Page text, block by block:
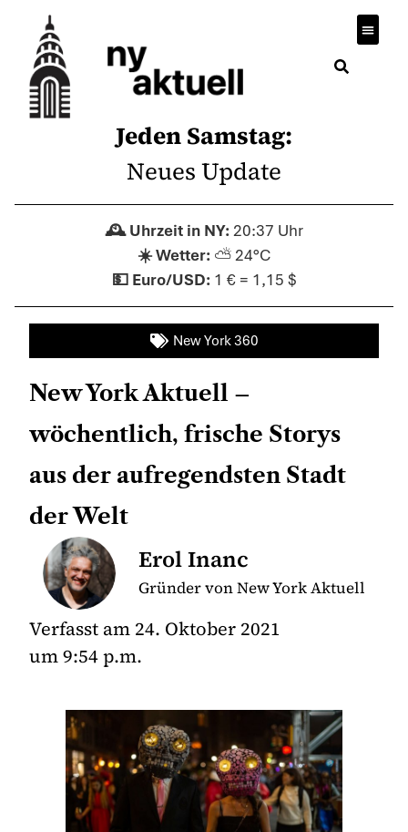
Jeden Samstag:
Neues Update
20:37 Uhr
⛅ 24°C
1 € = 1,15 $
New York 360
New York Aktuell –
wöchentlich, frische Storys
aus der aufregendsten Stadt
der Welt
Erol Inanc
Gründer von New York Aktuell
Verfasst am 24. Oktober 2021
um9:54 p.m.